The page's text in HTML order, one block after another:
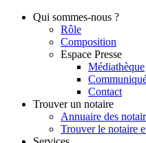
Qui sommes-nous ?
Rôle
Composition
Espace Presse
Médiathèque
Contact
Trouver un notaire
Annuaire des
Trouver le notaire